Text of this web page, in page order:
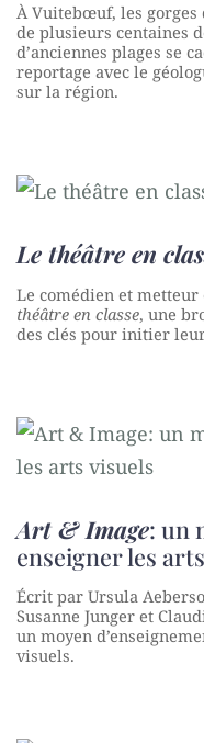
À Vuitebœuf, les gorges
de plusieurs centaines
d’anciennes plages se
reportage avec le
sur la région.
Le théâtre en
Le comédien et
théâtre en classe, une
des clés pour initier
Art & Image: un
enseigner les
Écrit par Ursula
Susanne Junger et
un moyen
visuels.